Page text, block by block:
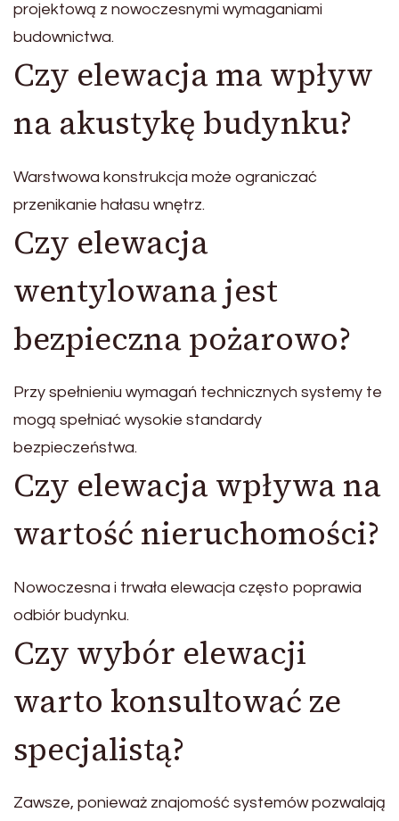
projektową z nowoczesnymi wymaganiami
budownictwa.
Czy elewacja ma wpływ
na akustykę budynku?
Warstwowa konstrukcja może ograniczać
przenikanie hałasu wnętrz.
Czy elewacja
wentylowana jest
bezpieczna pożarowo?
Przy spełnieniu wymagań technicznych systemy te
mogą spełniać wysokie standardy
bezpieczeństwa.
Czy elewacja wpływa na
wartość nieruchomości?
Nowoczesna i trwała elewacja często poprawia
odbiór budynku.
Czy wybór elewacji
warto konsultować ze
specjalistą?
Zawsze, ponieważ znajomość systemów pozwalają